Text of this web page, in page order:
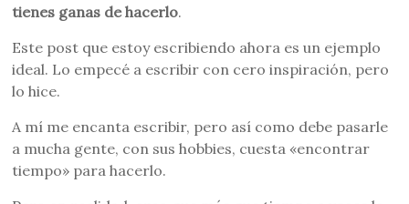
tienes ganas de hacerlo.
Este post que estoy escribiendo ahora es un ejemplo
ideal. Lo empecé a escribir con cero inspiración, pero
lo hice.
A mí me encanta escribir, pero así como debe pasarle
a mucha gente, con sus hobbies, cuesta «encontrar
tiempo» para hacerlo.